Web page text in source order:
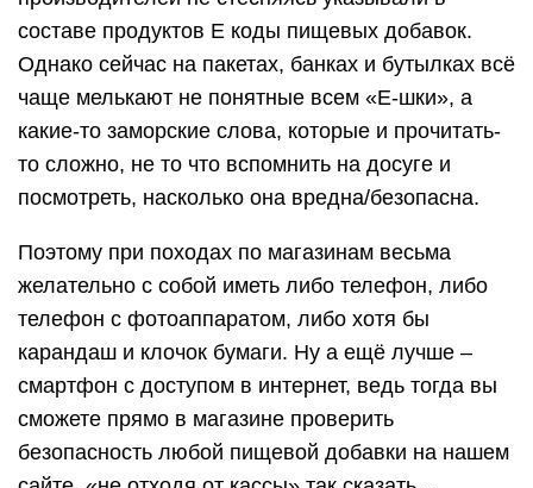
составе продуктов Е коды пищевых добавок.
Однако сейчас на пакетах, банках и бутылках всё
чаще мелькают не понятные всем «Е-шки», а
какие-то заморские слова, которые и прочитать-
то сложно, не то что вспомнить на досуге и
посмотреть, насколько она вредна/безопасна.
Поэтому при походах по магазинам весьма
желательно с собой иметь либо телефон, либо
телефон с фотоаппаратом, либо хотя бы
карандаш и клочок бумаги. Ну а ещё лучше –
смартфон с доступом в интернет, ведь тогда вы
сможете прямо в магазине проверить
безопасность любой пищевой добавки на нашем